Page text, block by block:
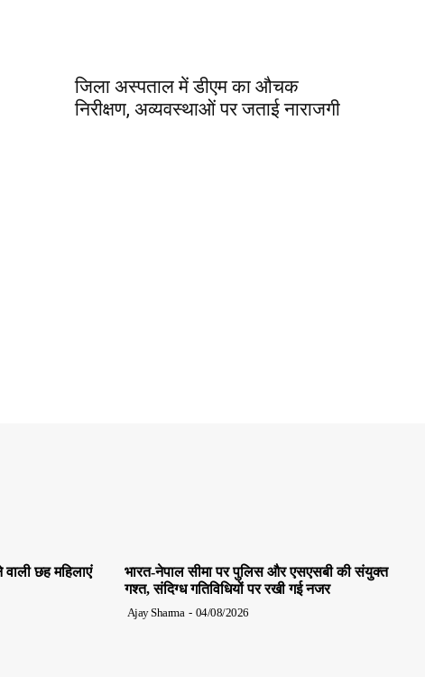
जिला अस्पताल में डीएम का औचक
निरीक्षण, अव्यवस्थाओं पर जताई नाराजगी
छह महिलाएं
भारत-नेपाल सीमा पर पुलिस और एसएसबी की संयुक्त
गश्त, संदिग्ध गतिविधियों पर रखी गई नजर
Ajay Sharma - 04/08/2026